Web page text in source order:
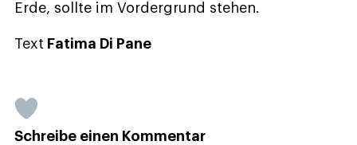
Erde, sollte im Vordergrund stehen.
Text Fatima Di Pane
Schreibe einen Kommentar